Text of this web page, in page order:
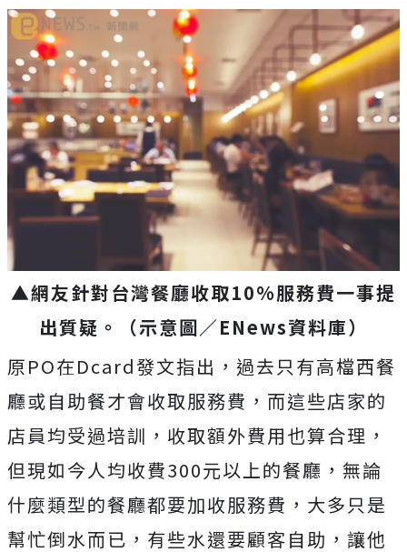
▲網友針對台灣餐廳收取10%服務費一事提
出質疑。（示意圖／ENews資料庫）
原PO在Dcard發文指出，過去只有高檔西餐
廳或自助餐才會收取服務費，而這些店家的
店員均受過培訓，收取額外費用也算合理，
但現如今人均收費300元以上的餐廳，無論
什麼類型的餐廳都要加收服務費，大多只是
幫忙倒水而已，有些水還要顧客自助，讓他